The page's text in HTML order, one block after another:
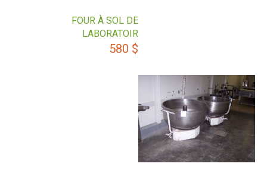
FOUR À SOL DE
LABORATOIR
580 $